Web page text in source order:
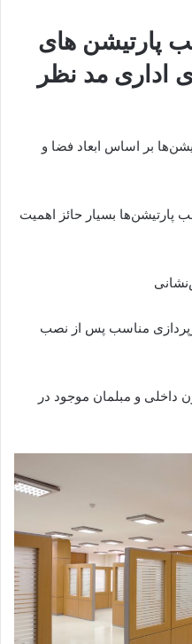
پارتیشن های
اداری مد نظر
بر اساس ابعاد فضا و
پارتیشن‌ها بسیار حائز اهمیت
مناسب پس از نصب
داخلی و مبلمان موجود در